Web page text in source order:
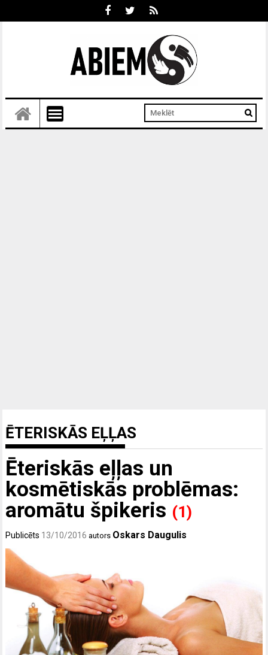
ĒTERISKĀS EĻĻAS
Ēteriskās eļļas un
kosmētiskās problēmas:
aromātu špikeris (1)
Publicēts 13/10/2016 autors Oskars Daugulis